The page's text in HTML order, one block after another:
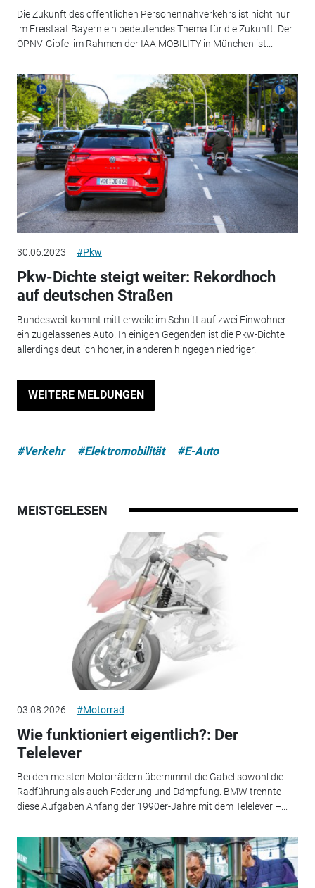
Die Zukunft des öffentlichen Personennahverkehrs ist nicht nur
im Freistaat Bayern ein bedeutendes Thema für die Zukunft. Der
ÖPNV-Gipfel im Rahmen der IAA MOBILITY in München ist...
30.06.2023 #Pkw
Pkw-Dichte steigt weiter: Rekordhoch
auf deutschen Straßen
Bundesweit kommt mittlerweile im Schnitt auf zwei Einwohner
ein zugelassenes Auto. In einigen Gegenden ist die Pkw-Dichte
allerdings deutlich höher, in anderen hingegen niedriger.
WEITERE MELDUNGEN
#Verkehr #Elektromobilität #E-Auto
MEISTGELESEN
03.08.2026 #Motorrad
Wie funktioniert eigentlich?: Der
Telelever
Bei den meisten Motorrädern übernimmt die Gabel sowohl die
Radführung als auch Federung und Dämpfung. BMW trennte
diese Aufgaben Anfang der 1990er-Jahre mit dem Telelever –...